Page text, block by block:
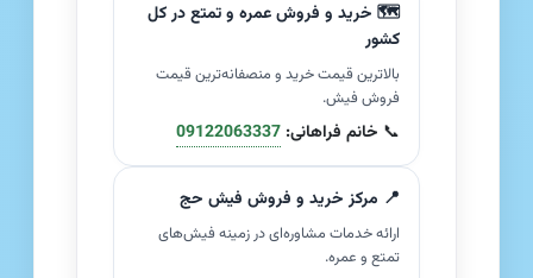
🗺️ خرید و فروش عمره و تمتع در کل
کشور
بالاترین قیمت خرید و منصفانه‌ترین قیمت
فروش فیش.
📞 خانم فراهانی: 09122063337
📍 مرکز خرید و فروش فیش حج
ارائه خدمات مشاوره‌ای در زمینه فیش‌های
تمتع و عمره.